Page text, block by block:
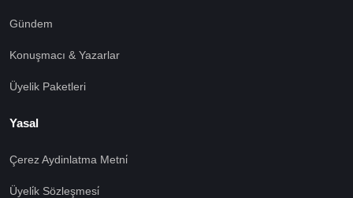
Gündem
Konuşmacı & Yazarlar
Üyelik Paketleri
Yasal
Çerez Aydinlatma Metni̇
Üyeli̇k Sözleşmesi̇